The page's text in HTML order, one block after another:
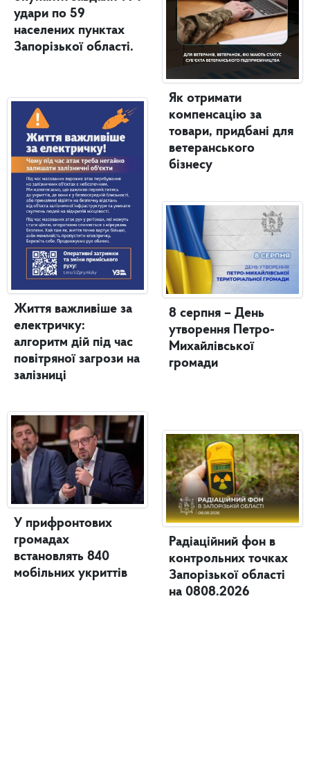
удари по 59
населених пунктах
Запорізької області.
Життя важливіше за
електричку:
алгоритм дій під час
повітряної загрози на
залізниці
У прифронтових
громадах
встановлять 840
мобільних укриттів
Як отримати
компенсацію за
товари, придбані для
ветеранського
бізнесу
8 серпня – День
утворення Петро-
Михайлівської
громади
Радіаційний фон в
контрольних точках
Запорізької області
на 0808.2026